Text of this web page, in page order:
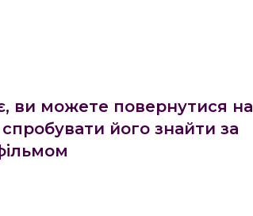
ви можете повернутися на
спробувати його знайти за